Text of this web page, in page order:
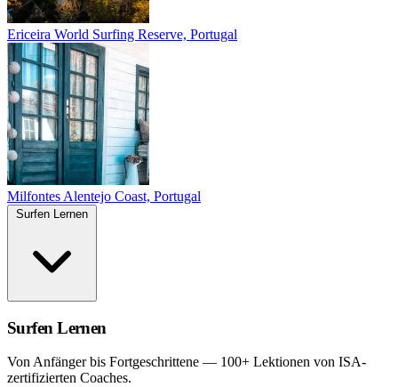
Ericeira World Surfing Reserve, Portugal
Milfontes Alentejo Coast, Portugal
Surfen Lernen
Von Anfänger bis Fortgeschrittene — 100+ Lektionen von ISA-
zertifizierten Coaches.